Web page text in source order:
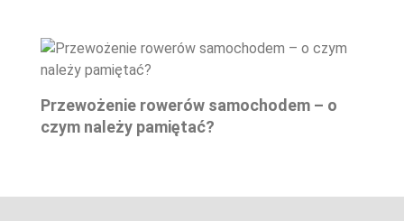
Przewożenie rowerów samochodem – o
czym należy pamiętać?